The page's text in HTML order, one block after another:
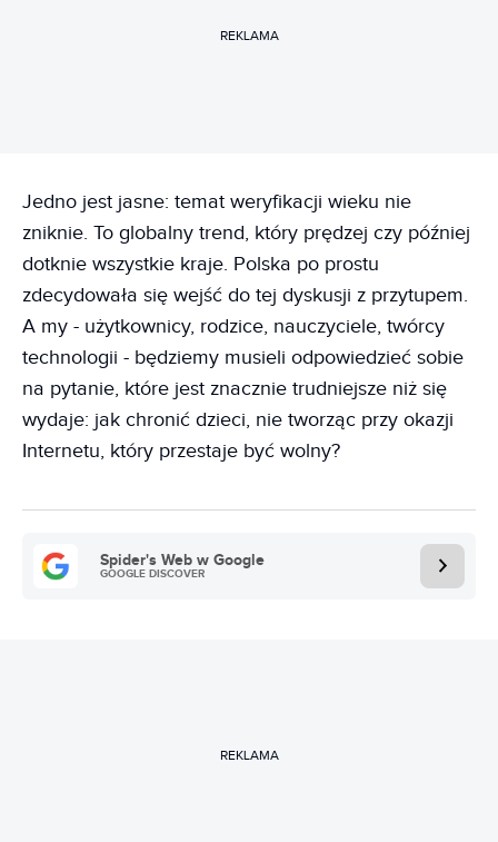
REKLAMA
Jedno jest jasne: temat weryfikacji wieku nie
zniknie. To globalny trend, który prędzej czy później
dotknie wszystkie kraje. Polska po prostu
zdecydowała się wejść do tej dyskusji z przytupem.
A my - użytkownicy, rodzice, nauczyciele, twórcy
technologii - będziemy musieli odpowiedzieć sobie
na pytanie, które jest znacznie trudniejsze niż się
wydaje: jak chronić dzieci, nie tworząc przy okazji
Internetu, który przestaje być wolny?
Spider's Web w Google
GOOGLE DISCOVER
REKLAMA